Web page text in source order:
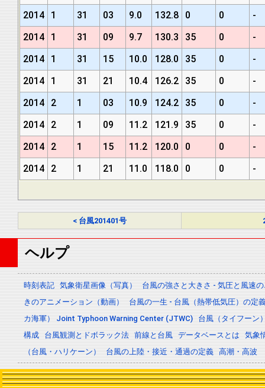
2014
1 31 03 9.0 132.8 0 0
-
2014
1 31 09 9.7 130.3 35 0
-
2014
1 31 15 10.0 128.0 35 0
-
2014
1 31 21 10.4 126.2 35 0
-
2014
2 1 03 10.9 124.2 35 0
-
2014
2 1 09 11.2 121.9 35 0
-
2014
2 1 15 11.2 120.0 0 0
-
2014
2 1 21 11.0 118.0 0 0 -
< 台風201401号
ヘルプ
時刻表記 気象衛星画像（写真）
台風の強さと大きさ - 気圧と風速
きのアニメーション（動画）
台風の一生 - 台風（熱帯低気圧）の定
カ海軍） Joint Typhoon Warning Center (JTWC)
台風（タイフーン
構成
台風観測とドボラック法 前線と台風 データベースとは
気象
（台風・ハリケーン）
台風の上陸・接近・通過の定義 高潮・高波